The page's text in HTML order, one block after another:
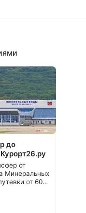
до
от
Минеральных
от 60